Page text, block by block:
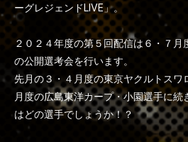
ーグレジェンドLIVE」。
２０２４年度の第５回配信は６・７月
の公開選考会を行います。
先月の３・４月度の東京ヤクルトスワ
月度の広島東洋カープ・小園選手に
はどの選手でしょうか！？